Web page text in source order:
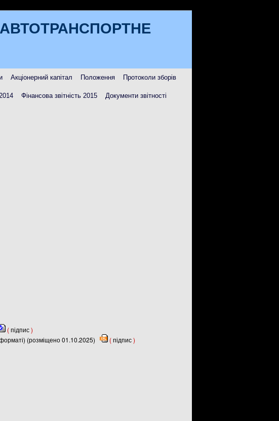
Акціонерний капітал Положення Протоколи зборів
Фінансова звітність 2015 Документи звітності
(підпис)
(розміщено 01.10.2025)
(підпис)